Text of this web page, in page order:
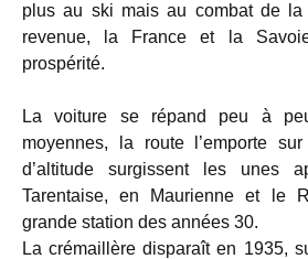
plus au ski mais au combat de la
revenue, la France et la
prospérité.
La voiture se répand peu à
moyennes, la route l’emporte
d’altitude surgissent les unes
Tarentaise, en Maurienne et le
grande station des années 30.
La crémaillère disparaît en 1935,